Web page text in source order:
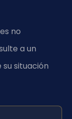
no
a un
situación